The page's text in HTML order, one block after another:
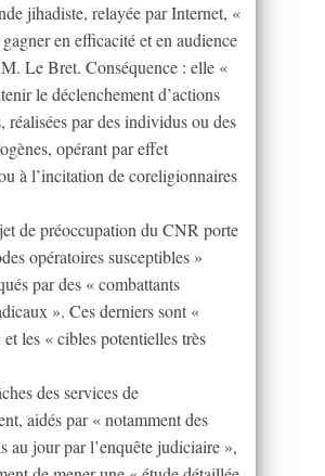
jihadiste, relayée par Internet, «
en efficacité et en audience
Le Bret. Conséquence : elle «
le déclenchement d’actions
réalisées par des individus ou des
opérant par effet
à l’incitation de coreligionnaires
de préoccupation du CNR porte
opératoires susceptibles »
par des « combattants
». Ces derniers sont «
les « cibles potentielles très
des services de
aidés par « notamment des
au jour par l’enquête judiciaire »,